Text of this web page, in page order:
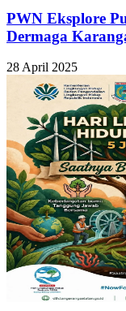
PWN Eksplore
Dermaga
28 April 2025